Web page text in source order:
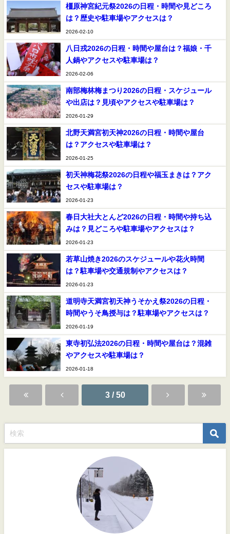
橿原神宮紀元祭2026の日程・時間や見どころ
は？歴史や駐車場やアクセスは？
2026-02-10
八日戎2026の日程・時間や屋台は？福娘・千
人鍋やアクセスや駐車場は？
2026-02-06
南部梅林梅まつり2026の日程・スケジュール
や出店は？見頃やアクセスや駐車場は？
2026-01-29
北野天満宮初天神2026の日程・時間や屋台
は？アクセスや駐車場は？
2026-01-25
初天神梅花祭2026の日程や福玉まきは？アク
セスや駐車場は？
2026-01-23
春日大社大とんど2026の日程・時間や持ち込
みは？見どころや駐車場やアクセスは？
2026-01-23
若草山焼き2026のスケジュールや花火時間
は？駐車場や交通規制やアクセスは？
2026-01-23
道明寺天満宮初天神うそかえ祭2026の日程・
時間やうそ鳥授与は？駐車場やアクセスは？
2026-01-19
東寺初弘法2026の日程・時間や屋台は？混雑
やアクセスや駐車場は？
2026-01-18
3 / 50